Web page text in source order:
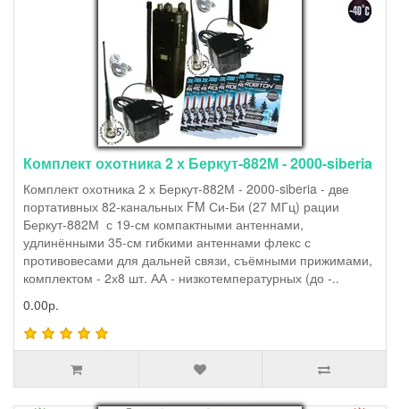
Комплект охотника 2 х Беркут-882М - 2000-siberia
Комплект охотника 2 х Беркут-882М - 2000-siberia - две
портативных 82-канальных FM Си-Би (27 МГц) рации
Беркут-882М с 19-см компактными антеннами,
удлинёнными 35-см гибкими антеннами флекс с
противовесами для дальней связи, съёмными прижимами,
комплектом - 2х8 шт. АА - низкотемпературных (до -..
0.00р.